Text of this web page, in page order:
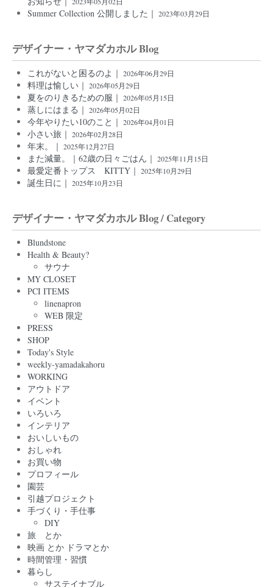
Summer Collection 公開しました｜ 2023年03月29日
デザイナー・ヤマダカホル Blog
これがないと困るのよ｜ 2026年06月29日
料理は愉しい｜ 2026年05月29日
夏をのりきるための服｜ 2026年05月15日
蒸しにはまる｜ 2026年05月02日
今年やりたい10のこと｜ 2026年04月01日
小さい旅｜ 2026年02月28日
年末。｜ 2025年12月27日
また減量。｜62歳の日々ごはん｜ 2025年11月15日
最愛定番トップス KITTY｜ 2025年10月29日
誕生日に｜ 2025年10月23日
デザイナー・ヤマダカホル Blog / Category
Blundstone
Health & Beauty?
サウナ
MY CLOSET
PCI ITEMS
linenapron
WEB 限定
PRESS
SHOP
Today's Style
weekly-yamadakahoru
WORKING
アウトドア
イベント
いろいろ
インテリア
おいしいもの
おしゃれ
お買い物
プロフィール
園芸
引越プロジェクト
手づくり・手仕事
DIY
旅 とか
映画 とか ドラマとか
時間管理・習慣
暮らし
サステイナブル